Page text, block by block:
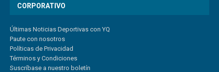
CORPORATIVO
Últimas Noticias Deportivas con YQ
Paute con nosotros
Políticas de Privacidad
Términos y Condiciones
Suscríbase a nuestro boletín